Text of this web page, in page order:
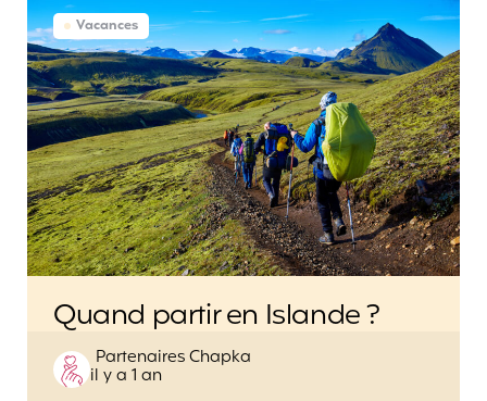
Vacances
Quand partir en Islande ?
Posted
by
Partenaires Chapka
il y a 1 an